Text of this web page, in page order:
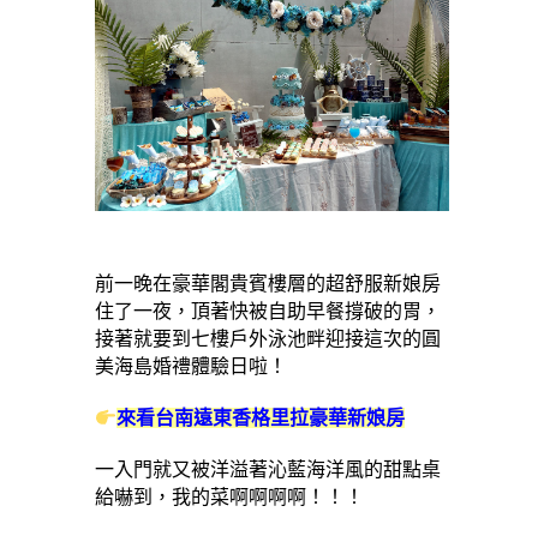
前一晚在豪華閣貴賓樓層的超舒服新娘房
住了一夜，頂著快被自助早餐撐破的胃，
接著就要到七樓戶外泳池畔迎接這次的圓
美海島婚禮體驗日啦！
來看台南遠東香格里拉豪華新娘房
一入門就又被洋溢著沁藍海洋風的甜點桌
給嚇到，我的菜啊啊啊啊！！！